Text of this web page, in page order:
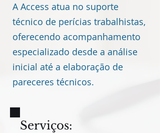
A Access atua no suporte
técnico de perícias trabalhistas,
oferecendo acompanhamento
especializado desde a análise
inicial até a elaboração de
pareceres técnicos.
Serviços: